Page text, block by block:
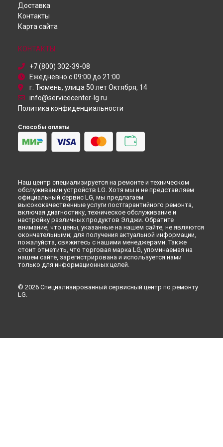
Ремонт холодильника LG в
Ремонт холодильника LG в
Ремонт холодильника LG в
Проектор
Посудомоечная машина
Монитор
Кондиционер
Доставка
Контакты
Карта сайта
КОНТАКТЫ
+7 (800) 302-39-08
Ежедневно с 09:00 до 21:00
г. Тюмень, улица 50 лет Октября, 14
info@servicecenter-lg.ru
Политика конфиденциальности
Способы оплаты
Наш центр специализируется на ремонте и техническом
обслуживании устройств LG. Хотя мы и не представляем
официальный сервис LG, мы предлагаем
высококачественные услуги постгарантийного ремонта,
включая диагностику, техническое обслуживание и
настройку различных продуктов Элджи. Обратите
внимание, что цены, указанные на нашем сайте, не являются
окончательными; для получения актуальной информации,
пожалуйста, свяжитесь с нашими менеджерами. Также
стоит отметить, что торговая марка LG, упоминаемая на
нашем сайте, зарегистрирована и используется нами
только для информационных целей.
© 2026 Специализированный сервисный центр по ремонту
LG.